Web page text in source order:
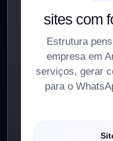
sites com
Estrutura
empresa em
serviços, gerar
para o